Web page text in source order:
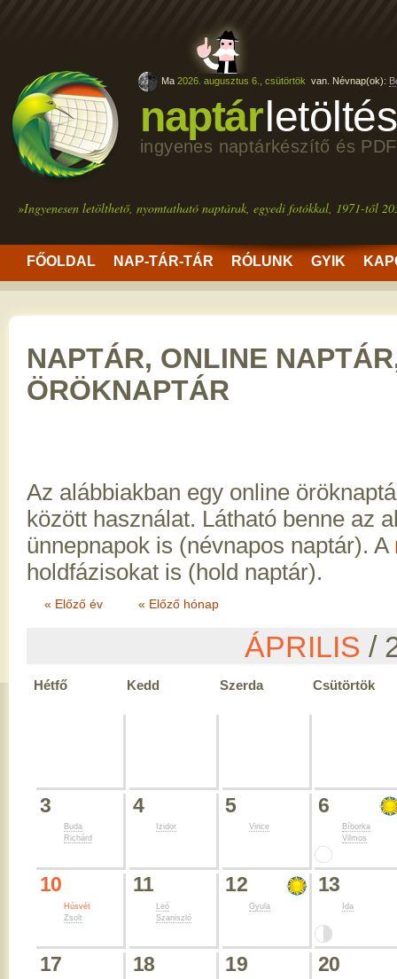
naptárletöltés
ingyenes naptárkészítő és
»Ingyenesen letölthető, nyomtatható naptárak, egyedi fotókkal, 1971-től
FŐOLDAL NAP-TÁR-TÁR RÓLUNK GYIK
Ma 2026. augusztus 6., csütörtök van. Névnap(ok):
NAPTÁR, ONLINE
ÖRÖKNAPTÁR
Az alábbiakban egy online
között használat. Látható benne az
ünnepnapok is (névnapos naptár). A
holdfázisokat is (hold naptár).
« Előző év « Előző hónap
ÁPRILIS /
Hétfő Kedd Szerda Csütörtök
3
Buda
Richárd
4
Izidor
5
Vince
6
Bíborka
Vilmos
10
Húsvét
Zsolt
11
Leó
Szaniszló
12
Gyula
13
Ida
17 18 19 20